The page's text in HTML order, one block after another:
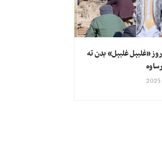
«غلبېل غلبېل» بدن ته